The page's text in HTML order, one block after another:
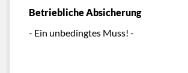
Betriebliche Absicherung
- Ein unbedingtes Muss! -